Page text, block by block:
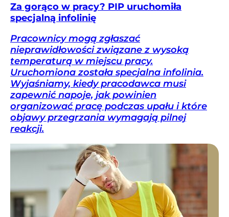
Za gorąco w pracy? PIP uruchomiła
specjalną infolinię
Pracownicy mogą zgłaszać
nieprawidłowości związane z wysoką
temperaturą w miejscu pracy.
Uruchomiona została specjalna infolinia.
Wyjaśniamy, kiedy pracodawca musi
zapewnić napoje, jak powinien
organizować pracę podczas upału i które
objawy przegrzania wymagają pilnej
reakcji.